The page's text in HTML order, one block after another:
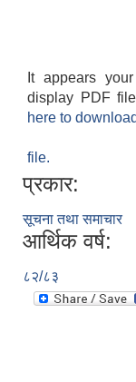
It appears
display PDF
here to
file.
प्रकार:
सूचना तथा समाचार
आर्थिक वर्ष:
८२/८३